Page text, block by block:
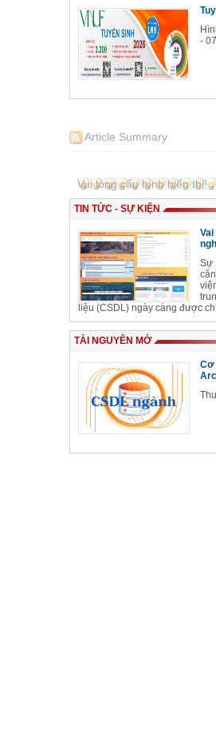
-
Article Summary
Vui lòng cấu hình hiển thị!
TIN TỨC - SỰ KIỆN
Sự
liệu (CSDL) ngày càng được
TÀI NGUYÊN MỞ
Cơ